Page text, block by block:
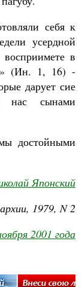
себя к
усердной
в
(Ин. 1, 16) -
дарует сие
нас сынами
достойными
Японский
1979, N 2
2001 года